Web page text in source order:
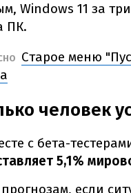
Windows 11 за
ПК.
Старое меню
человек
с бета-
5,1%
если